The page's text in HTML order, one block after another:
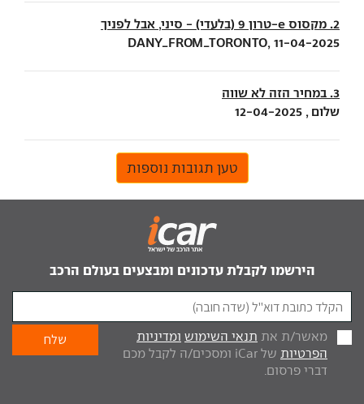
2. מקסוס e-טרון 9 (בלעדי) - סיני, אבל לפניך
DANY_FROM_TORONTO, 11-04-2025
3. במחיר הזה לא שווה
שלום , 12-04-2025
טען תגובות נוספות
הירשמו לקבלת עדכונים ומבצעים בעולם הרכב
מאשר/ת את תנאי השימוש ומדיניות
הפרטיות
של iCar ומסכים/ה לקבל מכם
דברי פרסום.